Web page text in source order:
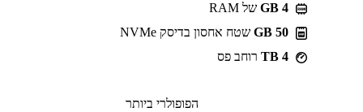
GB 4 של RAM
50 GB
שטח אחסון בדיסק NVMe
4 TB
רוחב פס
הפופולרי ביותר